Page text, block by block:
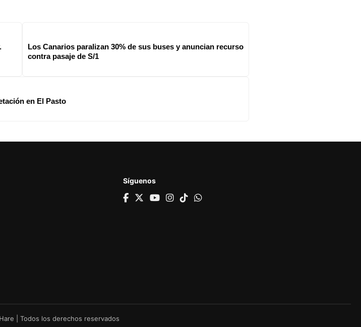
Los Canarios paralizan 30% de sus buses y anuncian recurso
contra pasaje de S/1
en El Pasto
Síguenos
| Todos los derechos reservados